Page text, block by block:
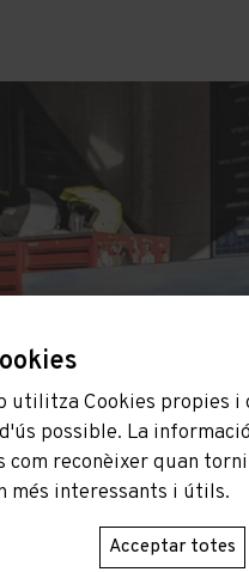
utilitza Cookies propies
possible. La
com reconèixer quan
més interessants i útils.
Acceptar totes